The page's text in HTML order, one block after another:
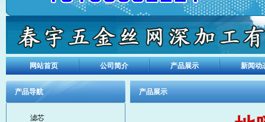
网站首页 公司简介 产品展示 新闻动
产品导航
滤芯
产品展示